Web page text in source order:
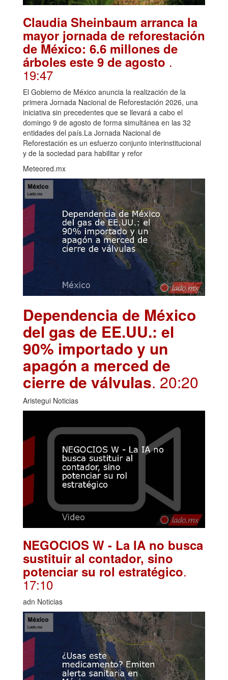
Claudia Sheinbaum arranca la
mayor jornada de reforestación
de México: 6.6 millones de
árboles este 9 de agosto .
19:47
El Gobierno de México anuncia la realización de la
primera Jornada Nacional de Reforestación 2026, una
iniciativa sin precedentes que se llevará a cabo el
domingo 9 de agosto de forma simultánea en las 32
entidades del país.La Jornada Nacional de
Reforestación es un esfuerzo conjunto interinstitucional
y de la sociedad para habilitar y refor
Meteored.mx
Dependencia de México
del gas de EE.UU.: el
90% importado y un
apagón a merced de
cierre de válvulas. 20:20
Aristegui Noticias
NEGOCIOS W - La IA no busca
sustituir al contador, sino
potenciar su rol estratégico.
17:10
adn Noticias